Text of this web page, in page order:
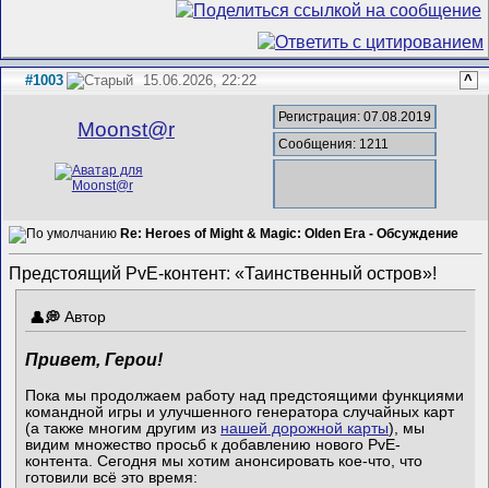
#1003 15.06.2026, 22:22 ^
Mооnst@r
Регистрация: 07.08.2019
Сообщения: 1211
Re: Heroes of Might & Magic: Olden Era - Обсуждение
Предстоящий PvE-контент: «Таинственный остров»!
Автор
Привет, Герои!
Пока мы продолжаем работу над предстоящими функциями
командной игры и улучшенного генератора случайных карт
(а также многим другим из нашей дорожной карты), мы
видим множество просьб к добавлению нового PvE-
контента. Сегодня мы хотим анонсировать кое-что, что
готовили всё это время: